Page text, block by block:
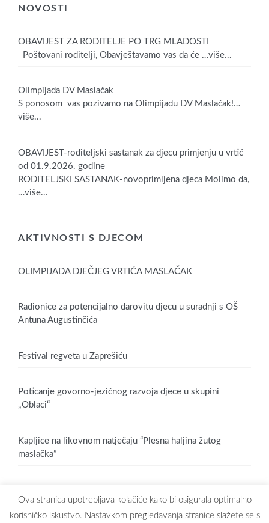
NOVOSTI
OBAVIJEST ZA RODITELJE PO TRG MLADOSTI
Poštovani roditelji, Obavještavamo vas da će …više...
Olimpijada DV Maslačak
S ponosom vas pozivamo na Olimpijadu DV Maslačak!…
više...
OBAVIJEST-roditeljski sastanak za djecu primjenju u vrtić
od 01.9.2026. godine
RODITELJSKI SASTANAK-novoprimljena djeca Molimo da,
…više...
AKTIVNOSTI S DJECOM
OLIMPIJADA DJEČJEG VRTIĆA MASLAČAK
Radionice za potencijalno darovitu djecu u suradnji s OŠ
Antuna Augustinčića
Festival regveta u Zaprešiću
Poticanje govorno-jezičnog razvoja djece u skupini
„Oblaci“
Kapljice na likovnom natječaju “Plesna haljina žutog
maslačka”
Ova stranica upotrebljava kolačiće kako bi osigurala optimalno
korisničko iskustvo. Nastavkom pregledavanja stranice slažete se s